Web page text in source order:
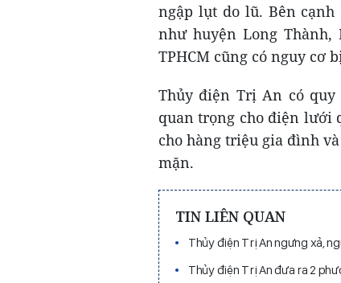
ngập lụt do lũ. Bên
như huyện Long Thành,
TPHCM cũng có nguy cơ
Thủy điện Trị An có
quan trọng cho điện lưới
cho hàng triệu gia đình
mặn.
TIN LIÊN QUAN
Thủy điện Trị An ngưng xả,
Thủy điện Trị An đưa ra 2